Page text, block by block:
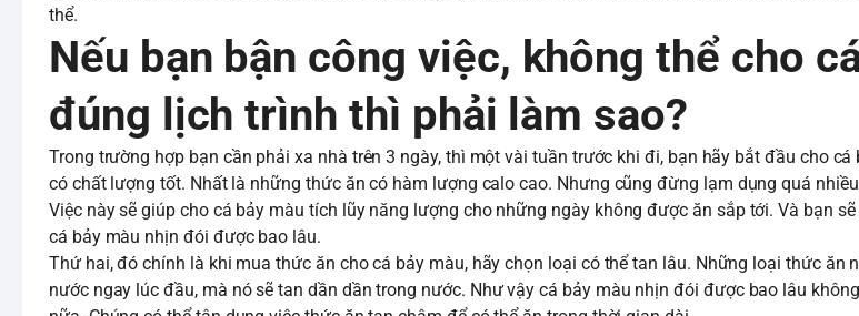
thể.
Nếu bạn bận công việc, không thể cho
đúng lịch trình thì phải làm sao?
Trong trường hợp bạn cần phải xa nhà trên 3 ngày, thì một vài tuần trước khi đi, bạn hãy bắt đầu cho
có chất lượng tốt. Nhất là những thức ăn có hàm lượng calo cao. Nhưng cũng đừng lạm dụng quá
Việc này sẽ giúp cho cá bảy màu tích lũy năng lượng cho những ngày không được ăn sắp tới. Và bạn
cá bảy màu nhịn đói được bao lâu.
Thứ hai, đó chính là khi mua thức ăn cho cá bảy màu, hãy chọn loại có thể tan lâu. Những loại thức ăn
nước ngay lúc đầu, mà nó sẽ tan dần dần trong nước. Như vậy cá bảy màu nhịn đói được bao lâu